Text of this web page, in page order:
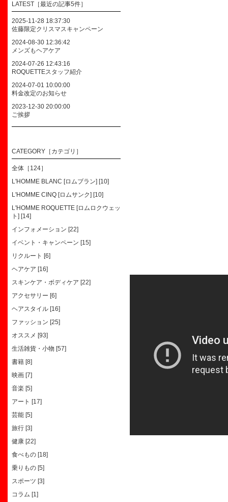
LATEST［最近の記事5件］
2025-11-28 18:37:30
佐藤限定クリスマスキャンペーン
2024-08-30 12:36:42
メンズもヘアケア
2024-07-26 12:43:16
ROQUETTEスタッフ紹介
2024-07-01 10:00:00
料金改定のお知らせ
2023-12-30 20:00:00
ご挨拶
CATEGORY［カテゴリ］
全体［124］
L'HOMME BLANC [ロムブラン] [10]
L'HOMME CINQ [ロムサンク] [10]
L'HOMME ROQUETTE [ロムロクウェッ
ト] [14]
インフォメーション [22]
イベント・キャンペーン [15]
リクルート [6]
ヘアケア [16]
スキンケア・ボディケア [22]
アクセサリー [6]
ヘアスタイル [16]
ファッション [25]
オススメ [93]
生活雑貨・小物 [57]
書籍 [8]
映画 [7]
音楽 [5]
アート [17]
芸能 [5]
旅行 [3]
健康 [22]
食べもの [18]
乗りもの [5]
スポーツ [3]
コラム [1]